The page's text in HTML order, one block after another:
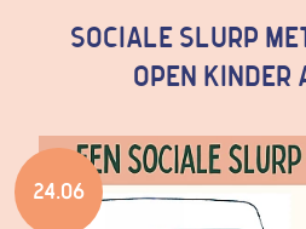
Sociale slurp
open
24.06